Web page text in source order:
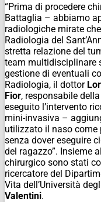
“Prima di procedere
Battaglia – abbiamo
radiologiche mirate
Radiologia del
stretta relazione del
team multidisciplinare
gestione di eventuali
Radiologia, il dottor
Fior, responsabile
eseguito l’intervento
mini-invasiva –
utilizzato il naso come
senza dover eseguire
del ragazzo”. Insieme
chirurgico sono stati
ricercatore del
Vita dell’Università
Valentini.